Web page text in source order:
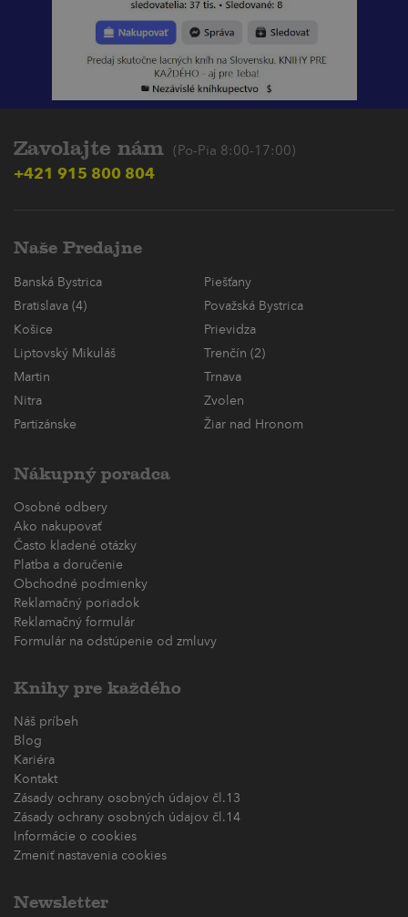
Zavolajte nám (Po-Pia 8:00-17:00)
+421 915 800 804
Naše Predajne
Banská Bystrica
Piešťany
Bratislava (4)
Považská Bystrica
Košice
Prievidza
Liptovský Mikuláš
Trenčín (2)
Martin
Trnava
Nitra
Zvolen
Partizánske
Žiar nad Hronom
Nákupný poradca
Osobné odbery
Ako nakupovať
Často kladené otázky
Platba a doručenie
Obchodné podmienky
Reklamačný poriadok
Reklamačný formulár
Formulár na odstúpenie od zmluvy
Knihy pre každého
Náš príbeh
Blog
Kariéra
Kontakt
Zásady ochrany osobných údajov čl.13
Zásady ochrany osobných údajov čl.14
Informácie o cookies
Zmeniť nastavenia cookies
Newsletter